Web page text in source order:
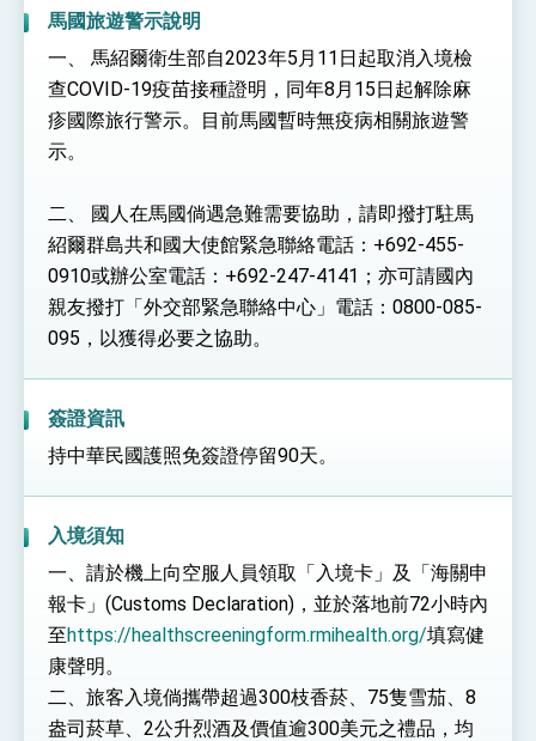
外交部長林佳龍於《外交事務》撰文指出：自由
世界 需要台灣，團結合作方能守護繁榮
外交部長林佳龍出席《台灣光華雜誌》50週年慶
「見證蛻變，分享世界的光華」開幕式，期許數
位轉 型迎向下個50年
總統主持「台美經濟繁榮夥伴對話」記者會 說
明臺美合作三大戰略方向 盼與民主夥伴共同引
外交部長林佳龍午宴歡迎美國聯邦參議員蓋耶哥
訪問團
外交部長林佳龍接見美國智庫「德國馬歇爾基金
會」訪問團一行，深化跨大西洋戰略夥伴關係
臺美經貿談判獲階段性成果 卓揆期勉爭取時間完
成「臺美對等貿易協定」簽署
卓揆：臺美關稅談判階段性結果有助臺灣取得有
外交部長林佳龍主持第35次「參與亞太經濟合作
策略小組」跨部會會議
民調顯示多數國人滿意政府外交表現，高度支持
年談話
總統主持「守護民主台灣國安行動方案」記者
會 強調以實力守護台海和平 以決心掌握國家
命運
變局中 奮起的新臺灣 總統發表國慶演說
總統發表執政周年談話 盼面對未來挑戰 堅持
團結 迎風轉型 穩健前行
馬國旅遊警示說明
一、 馬紹爾衛生部自2023年5月11日起取消入境檢
查COVID-19疫苗接種證明，同年8月15日起解除麻
疹國際旅行警示。目前馬國暫時無疫病相關旅遊警
示。
二、 國人在馬國倘遇急難需要協助，請即撥打駐馬
紹爾群島共和國大使館緊急聯絡電話：+692-455-
0910或辦公室電話：+692-247-4141；亦可請國內
親友撥打「外交部緊急聯絡中心」電話：0800-085-
095，以獲得必要之協助。
簽證資訊
持中華民國護照免簽證停留90天。
入境須知
一、請於機上向空服人員領取「入境卡」及「海關申
報卡」(Customs Declaration)，並於落地前72小時內
至https://healthscreeningform.rmihealth.org/填寫健
康聲明。
二、旅客入境倘攜帶超過300枝香菸、75隻雪茄、8
盎司菸草、2公升烈酒及價值逾300美元之禮品，均